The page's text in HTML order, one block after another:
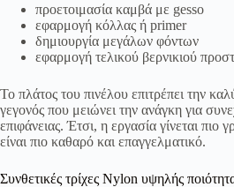
προετοιμασία καμβά με gesso
εφαρμογή κόλλας ή primer
δημιουργία μεγάλων φόντων
εφαρμογή τελικού βερνικιού
Το πλάτος του πινέλου επιτρέπει την
γεγονός που μειώνει την ανάγκη για
επιφάνειας. Έτσι, η εργασία γίνεται πιο
είναι πιο καθαρό και επαγγελματικό.
Συνθετικές τρίχες Nylon υψηλής